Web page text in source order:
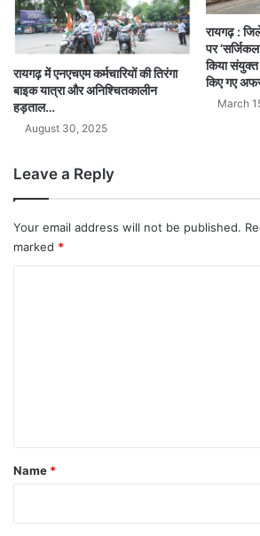
रायगढ़ में एनएचएम कर्मचारियों की तिरंगा
बाइक यात्रा और अनिश्चितकालीन
हड़ताल…
August 30, 2025
रायगढ़ :
पर
किया
किए गए
March
Leave a Reply
Your email address will not be published.
marked *
*
Name *